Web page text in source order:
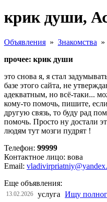
крик души,
Объявления » Знакомства »
прочее: крик души
это снова я, я стал
базе этого сайта, не
адекватным, но всё-таки...
кому-то помочь, пишите, если
другую связь, то буду рад
помочь. Просто ну достали
людям тут мозги пудрят !
Телефон: 99999
Контактное лицо: вова
Email:
Еще объявления:
13.02.2026 услуга Ищу